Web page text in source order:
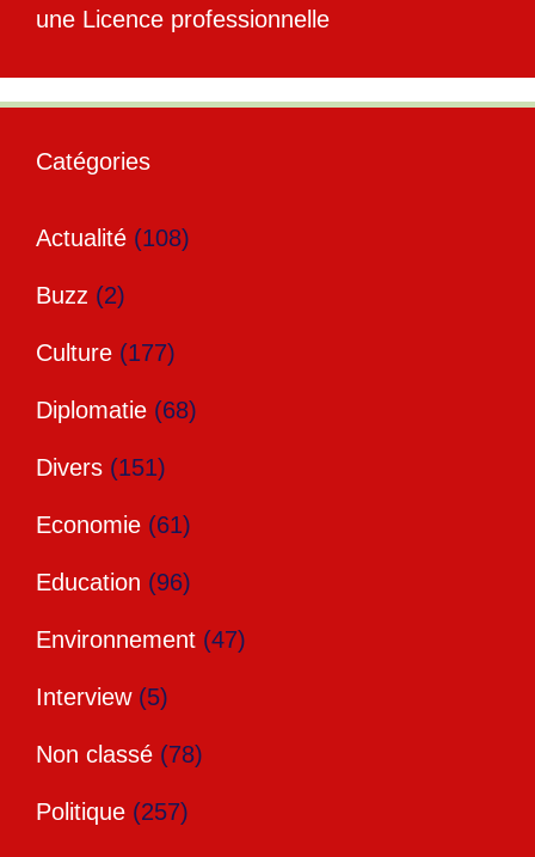
une Licence professionnelle
Catégories
Actualité (108)
Buzz (2)
Culture (177)
Diplomatie (68)
Divers (151)
Economie (61)
Education (96)
Environnement (47)
Interview(5)
Non classé (78)
Politique (257)